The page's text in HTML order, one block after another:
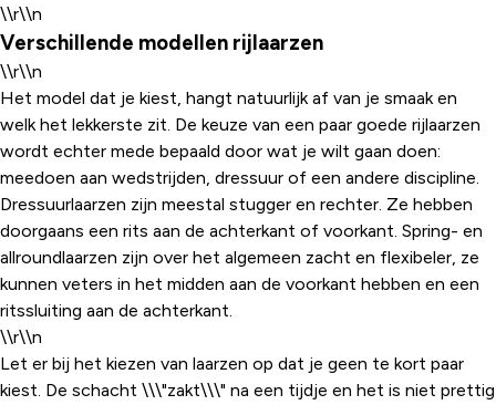
\\r\\n
Verschillende modellen rijlaarzen
\\r\\n
Het model dat je kiest, hangt natuurlijk af van je smaak en
welk het lekkerste zit. De keuze van een paar goede rijlaarzen
wordt echter mede bepaald door wat je wilt gaan doen:
meedoen aan wedstrijden, dressuur of een andere discipline.
Dressuurlaarzen zijn meestal stugger en rechter. Ze hebben
doorgaans een rits aan de achterkant of voorkant. Spring- en
allroundlaarzen zijn over het algemeen zacht en flexibeler, ze
kunnen veters in het midden aan de voorkant hebben en een
ritssluiting aan de achterkant.
\\r\\n
Let er bij het kiezen van laarzen op dat je geen te kort paar
kiest. De schacht \\\"zakt\\\" na een tijdje en het is niet prettig